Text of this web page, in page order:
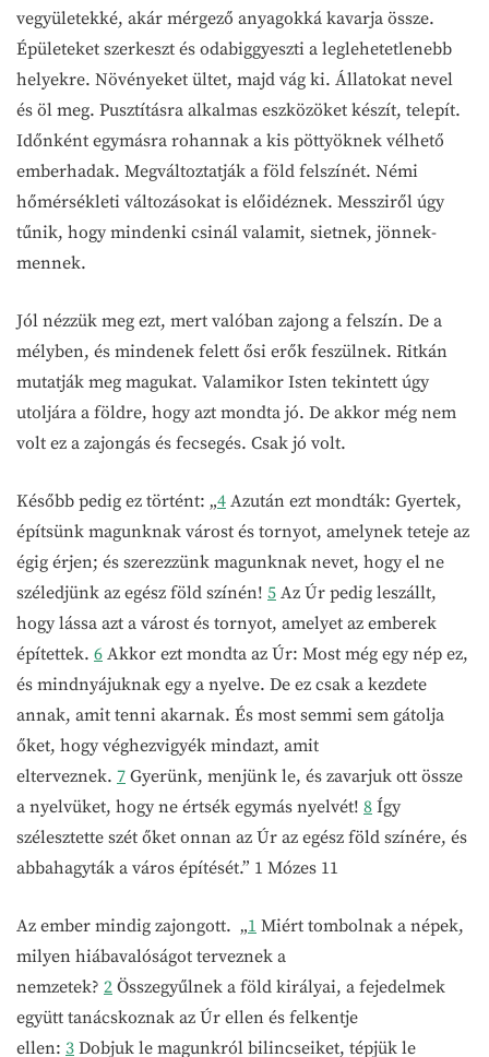
vegyületekké, akár mérgező anyagokká kavarja össze.
Épületeket szerkeszt és odabiggyeszti a leglehetetlenebb
helyekre. Növényeket ültet, majd vág ki. Állatokat nevel
és öl meg. Pusztításra alkalmas eszközöket készít, telepít.
Időnként egymásra rohannak a kis pöttyöknek vélhető
emberhadak. Megváltoztatják a föld felszínét. Némi
hőmérsékleti változásokat is előidéznek. Messziről úgy
tűnik, hogy mindenki csinál valamit, sietnek, jönnek-
mennek.
Jól nézzük meg ezt, mert valóban zajong a felszín. De a
mélyben, és mindenek felett ősi erők feszülnek. Ritkán
mutatják meg magukat. Valamikor Isten tekintett úgy
utoljára a földre, hogy azt mondta jó. De akkor még nem
volt ez a zajongás és fecsegés. Csak jó volt.
Később pedig ez történt: „4 Azután ezt mondták: Gyertek,
építsünk magunknak várost és tornyot, amelynek teteje az
égig érjen; és szerezzünk magunknak nevet, hogy el ne
széledjünk az egész föld színén! 5 Az Úr pedig leszállt,
hogy lássa azt a várost és tornyot, amelyet az emberek
építettek. 6 Akkor ezt mondta az Úr: Most még egy nép ez,
és mindnyájuknak egy a nyelve. De ez csak a kezdete
annak, amit tenni akarnak. És most semmi sem gátolja
őket, hogy véghezvigyék mindazt, amit
elterveznek. 7 Gyerünk, menjünk le, és zavarjuk ott össze
a nyelvüket, hogy ne értsék egymás nyelvét! 8 Így
szélesztette szét őket onnan az Úr az egész föld színére, és
abbahagyták a város építését.” 1 Mózes 11
Az ember mindig zajongott. „1 Miért tombolnak a népek,
milyen hiábavalóságot terveznek a
nemzetek? 2 Összegyűlnek a föld királyai, a fejedelmek
együtt tanácskoznak az Úr ellen és felkentje
ellen: 3 Dobjuk le magunkról bilincseiket, tépjük le